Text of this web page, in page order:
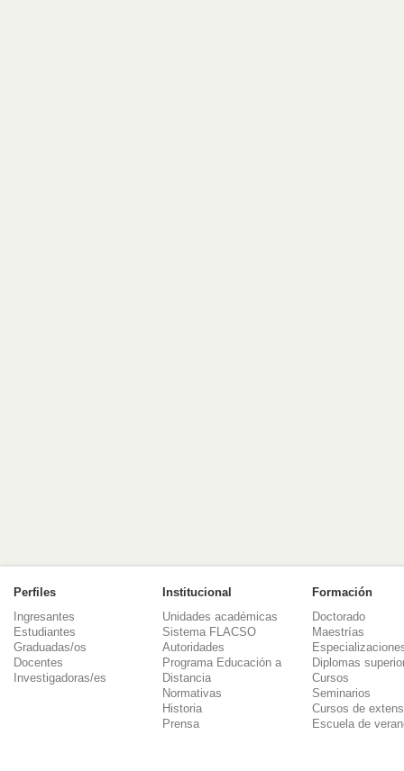
Perfiles
Ingresantes
Estudiantes
Graduadas/os
Docentes
Investigadoras/es
Institucional
Unidades académicas
Sistema FLACSO
Autoridades
Programa Educación a
Distancia
Normativas
Historia
Prensa
Formación
Doctorado
Maestrías
Diplomas
Cursos
Seminarios
Cursos de
Escuela de